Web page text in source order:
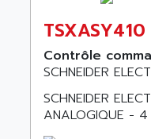
C350 / C370
RAIL SWITCH
SBC
HMI
ABC VISION
ABG
ABL
ABL SURSUM
TSXASY410
Contrôle
SCHNEIDER
SCHNEIDER
ANALOGIQUE - 4